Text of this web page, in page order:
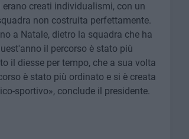
creati individualismi, con un
non costruita perfettamente.
a Natale, dietro la squadra che ha
il percorso è stato più
il diesse per tempo, che a sua volta
è stato più ordinato e si è creata
sportivo», conclude il presidente.